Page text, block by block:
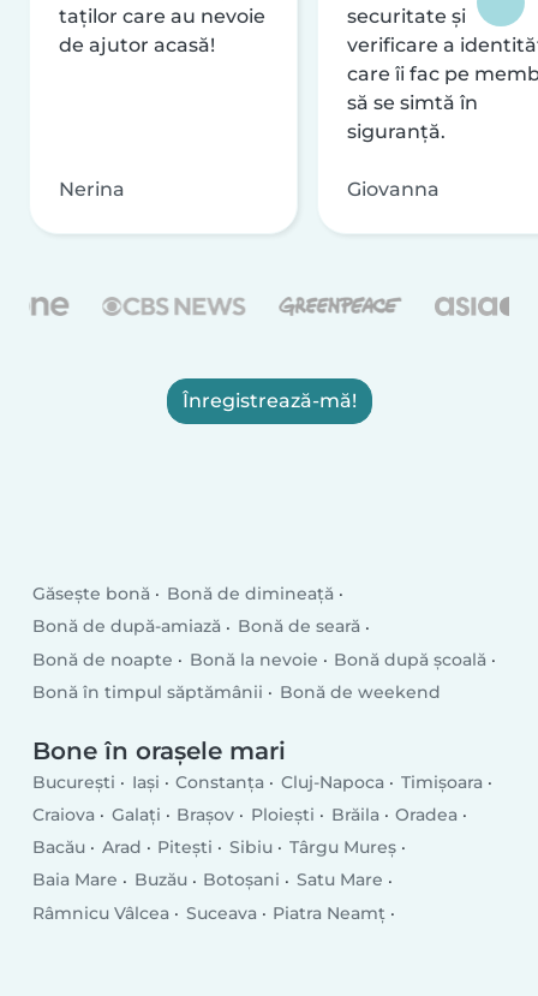
taților care au nevoie
de ajutor acasă!
Nerina
securitate și
verificare a
care îi fac pe
să se simtă în
siguranță.
Giovanna
Înregistrează-mă!
Găsește bonă
Bonă de dimineață
Bonă de după-amiază
Bonă de seară
Bonă de noapte
Bonă la nevoie
Bonă după școală
Bonă în timpul săptămânii
Bonă de weekend
Bone în orașele mari
București Iași Constanța Cluj-Napoca
Timișoara
Craiova
Galați Brașov Ploiești Brăila
Oradea
Bacău
Arad Pitești Sibiu
Târgu Mureș
Baia Mare
Buzău Botoșani
Satu Mare
Râmnicu Vâlcea
Suceava
Piatra Neamț